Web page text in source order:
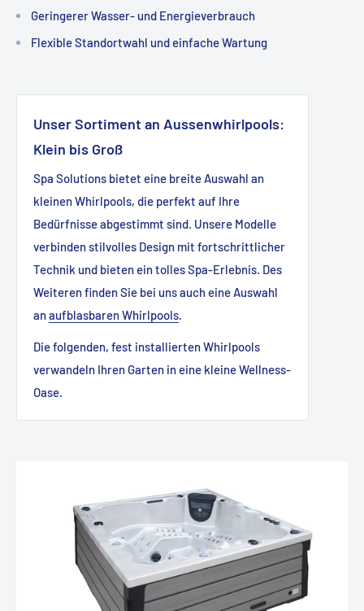
Geringerer Wasser- und Energieverbrauch
Flexible Standortwahl und einfache Wartung
Unser Sortiment an Aussenwhirlpools:
Klein bis Groß
Spa Solutions bietet eine breite Auswahl an
kleinen Whirlpools, die perfekt auf Ihre
Bedürfnisse abgestimmt sind. Unsere Modelle
verbinden stilvolles Design mit fortschrittlicher
Technik und bieten ein tolles Spa-Erlebnis. Des
Weiteren finden Sie bei uns auch eine Auswahl
anaufblasbaren Whirlpools.
Die folgenden, fest installierten Whirlpools
verwandeln Ihren Garten in eine kleine Wellness-
Oase.